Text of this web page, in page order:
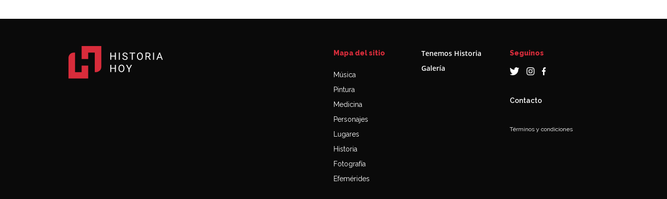
Mapa del sitio
Música
Pintura
Medicina
Personajes
Lugares
Historia
Fotografía
Efemérides
Tenemos Historia
Galería
Seguinos
Contacto
Términos y condiciones